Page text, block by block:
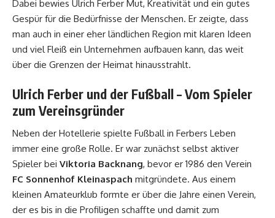
Dabei bewies Ulrich Ferber Mut, Kreativität und ein gutes
Gespür für die Bedürfnisse der Menschen. Er zeigte, dass
man auch in einer eher ländlichen Region mit klaren Ideen
und viel Fleiß ein Unternehmen aufbauen kann, das weit
über die Grenzen der Heimat hinausstrahlt.
Ulrich Ferber und der Fußball – Vom Spieler
zum Vereinsgründer
Neben der Hotellerie spielte Fußball in Ferbers Leben
immer eine große Rolle. Er war zunächst selbst aktiver
Spieler bei Viktoria Backnang, bevor er 1986 den Verein
FC Sonnenhof Kleinaspach mitgründete. Aus einem
kleinen Amateurklub formte er über die Jahre einen Verein,
der es bis in die Profiligen schaffte und damit zum